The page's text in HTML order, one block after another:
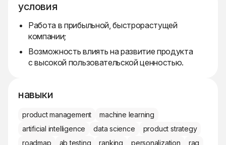
условия
Работа в прибыльной, быстрорастущей
компании;
Возможность влиять на развитие продукта
с высокой пользовательской ценностью.
навыки
product management
machine learning
artificial intelligence
data science
product strategy
roadmap
ab testing ranking personalization rag